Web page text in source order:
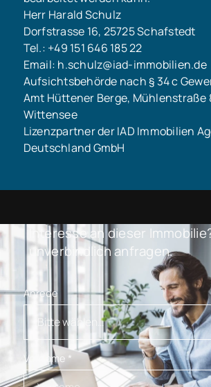
Herr Harald Schulz
Dorfstrasse 16, 25725 Schafstedt
Tel.: +49 151 646 185 22
Email: h.schulz@iad-immobilien.de
Aufsichtsbehörde nach § 34 c
Amt Hüttener Berge, Mühlenstraße
Wittensee
Lizenzpartner der IAD Immobilien
Deutschland GmbH
Interesse an dieser
unverbindlich anfragen.
Anrede
Vorname *